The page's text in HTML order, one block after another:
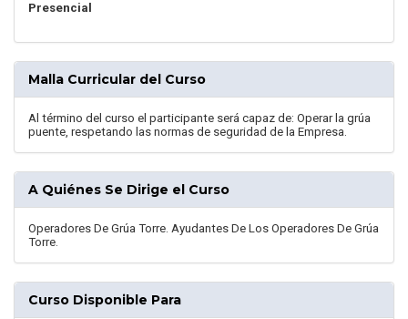
Presencial
Malla Curricular del Curso
Al término del curso el participante será capaz de: Operar la grúa
puente, respetando las normas de seguridad de la Empresa.
A Quiénes Se Dirige el Curso
Operadores De Grúa Torre. Ayudantes De Los Operadores De Grúa
Torre.
Curso Disponible Para